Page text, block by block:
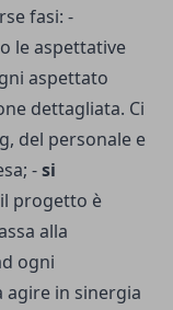
fasi: -
le aspettative
aspettato
dettagliata. Ci
del personale e
-si
progetto è
alla
ogni
agire in sinergia